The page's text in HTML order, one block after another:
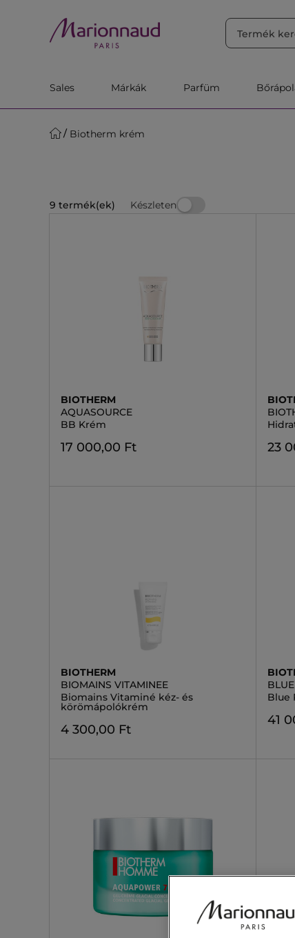
Sales Márkák Parfüm
Biotherm krém
9 termék(ek) Készleten
BIOTHERM
AQUASOURCE
BB Krém
17 000,00 Ft 23
BIOTHERM
BIOMAINS VITAMINEE
Biomains Vitaminé kéz- és
körömápolókrém
4 300,00 Ft
Blue
41